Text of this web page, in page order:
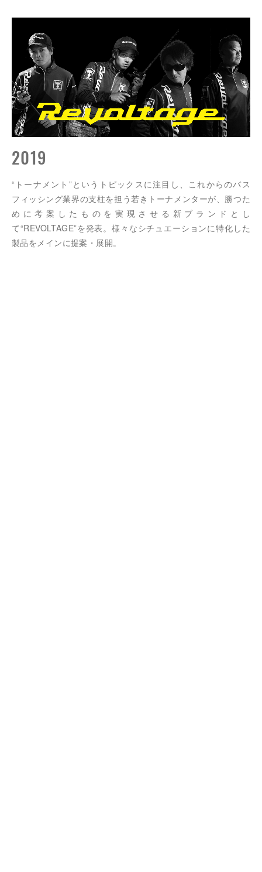
2019
“トーナメント”というトピックスに注目し、これからのバス
フィッシング業界の支柱を担う若きトーナメンターが、勝つた
めに考案したものを実現させる新ブランドとし
て“REVOLTAGE”を発表。様々なシチュエーションに特化した
製品をメインに提案・展開。